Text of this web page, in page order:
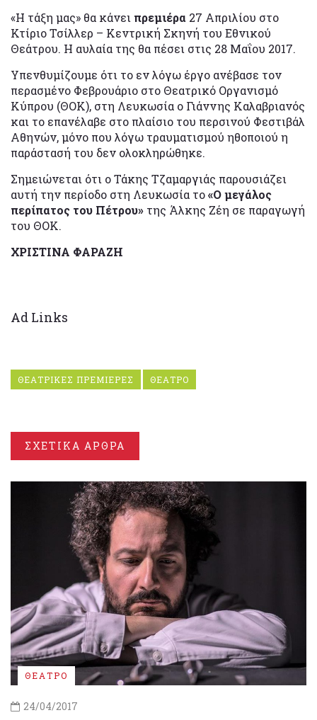
«Η τάξη μας» θα κάνει πρεμιέρα 27 Απριλίου στο
Κτίριο Τσίλλερ – Κεντρική Σκηνή του Εθνικού
Θεάτρου. Η αυλαία της θα πέσει στις 28 Μαΐου 2017.
Υπενθυμίζουμε ότι το εν λόγω έργο ανέβασε τον
περασμένο Φεβρουάριο στο Θεατρικό Οργανισμό
Κύπρου (ΘΟΚ), στη Λευκωσία ο Γιάννης Καλαβριανός
και το επανέλαβε στο πλαίσιο του περσινού Φεστιβάλ
Αθηνών, μόνο που λόγω τραυματισμού ηθοποιού η
παράστασή του δεν ολοκληρώθηκε.
Σημειώνεται ότι ο Τάκης Τζαμαργιάς παρουσιάζει
αυτή την περίοδο στη Λευκωσία το«Ο μεγάλος
περίπατος του Πέτρου» της Άλκης Ζέη σε παραγωγή
του ΘΟΚ.
ΧΡΙΣΤΙΝΑ ΦΑΡΑΖΗ
Ad Links
ΘΕΑΤΡΙΚΕΣ ΠΡΕΜΙΕΡΕΣ ΘΕΑΤΡΟ
ΣΧΕΤΙΚΑ ΑΡΘΡΑ
ΘΕΑΤΡΟ
24/04/2017